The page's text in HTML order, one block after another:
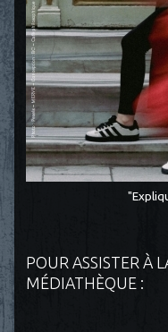
POUR ASSISTER À
MÉDIATHÈQUE :